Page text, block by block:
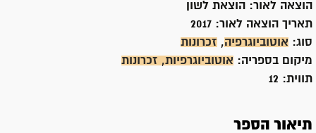
הוצאה לאור:
הוצאת לשון
תאריך הוצאה לאור:
סוג: אוטוביוגרפיה, זכרונות
מיקום בספריה: אוטוביוגרפיות, זכרונות
תווית: 12
תיאור הספר